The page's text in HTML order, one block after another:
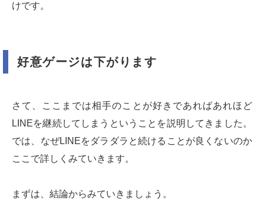
けです。
好意ゲージは下がります
さて、ここまでは相手のことが好きであればあれほど
LINEを継続してしまうということを説明してきました。
では、なぜLINEをダラダラと続けることが良くないのか
ここで詳しくみていきます。
まずは、結論からみていきましょう。